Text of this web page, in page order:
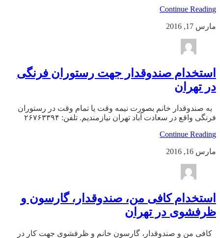
Continue Reading
مارس 17, 2016
استخدام صندوقدار جهت رستوران فرنگی
در تهران
به صندوقدار خانم بصورت نیمه وقت یا تمام وقت در رستوران
فرنگی واقع در سعادت آباد تهران نیازمندیم. تلفن: ۲۶۷۶۳۳۹۴
Continue Reading
مارس 16, 2016
استخدام کافی من، صندوقدار، گارسون و
ظرفشوی در تهران
کافی من و صندوقدار، گارسون خانم و ظرفشوی جهت کار در